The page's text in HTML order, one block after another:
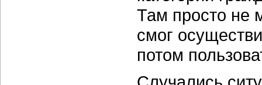
Там просто не
смог
потом